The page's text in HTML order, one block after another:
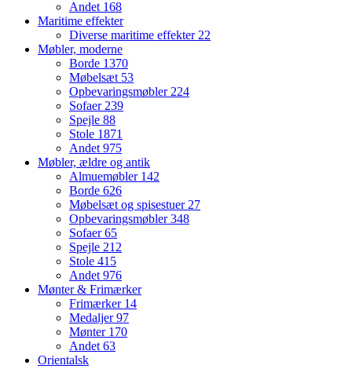
Andet 168
Maritime effekter
Diverse maritime effekter 22
Møbler, moderne
Borde 1370
Møbelsæt 53
Opbevaringsmøbler 224
Sofaer 239
Spejle 88
Stole 1871
Andet 975
Møbler, ældre og antik
Almuemøbler 142
Borde 626
Møbelsæt og spisestuer 27
Opbevaringsmøbler348
Sofaer65
Spejle 212
Stole 415
Andet 976
Mønter & Frimærker
Frimærker 14
Medaljer97
Mønter 170
Andet 63
Orientalsk